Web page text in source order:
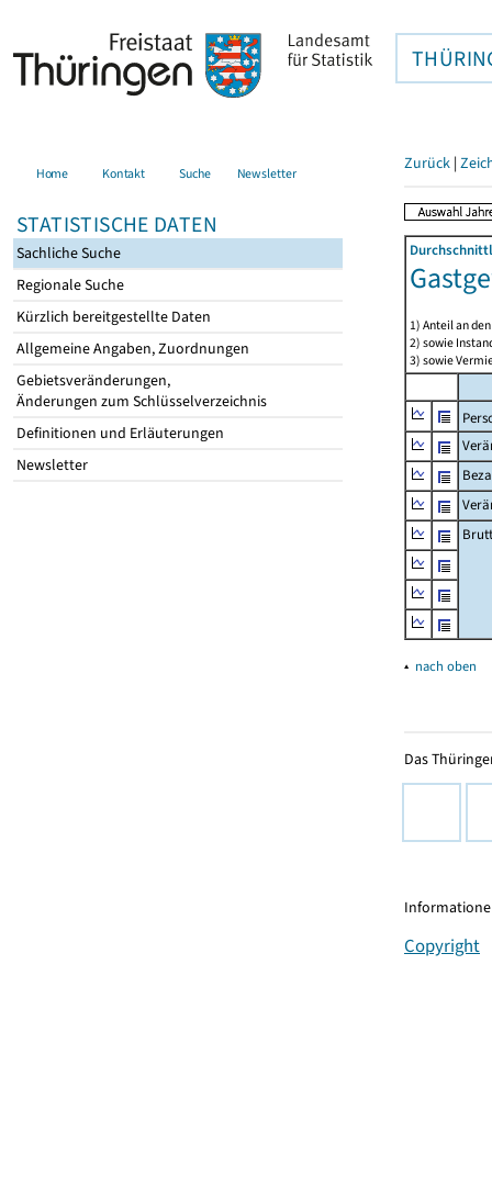
Home Kontakt Suche Newsletter
STATISTISCHE DATEN
Sachliche Suche
Regionale Suche
Kürzlich bereitgestellte Daten
Allgemeine Angaben, Zuordnungen
Gebietsveränderungen,
Änderungen zum Schlüsselverzeichnis
Definitionen und Erläuterungen
Newsletter
Zurück |
1) Anteil an
2) sowie
3) sowie
▴ nach oben
Das
Copyright